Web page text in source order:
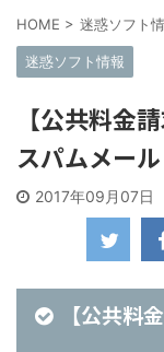
HOME > 迷惑ソフト
迷惑ソフト情報
【公共料金
スパムメール
2017年09月07日
【公共料